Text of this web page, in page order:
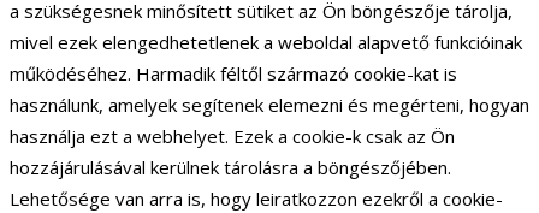
a szükségesnek minősített sütiket az Ön böngészője tárolja,
mivel ezek elengedhetetlenek a weboldal alapvető funkcióinak
működéséhez. Harmadik féltől származó cookie-kat is
használunk, amelyek segítenek elemezni és megérteni, hogyan
használja ezt a webhelyet. Ezek a cookie-k csak az Ön
hozzájárulásával kerülnek tárolásra a böngészőjében.
Lehetősége van arra is, hogy leiratkozzon ezekről a cookie-